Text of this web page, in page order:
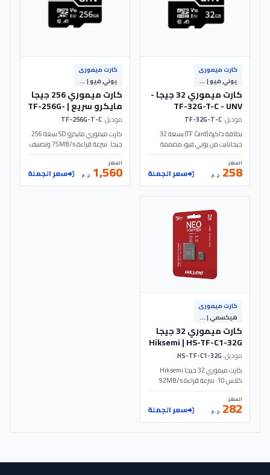
كارت ميمورى
يوني فيو | Uniview
كارت ميموري 32 جيجا -
TF-32G-T-C - UNV
موديل:
بطاقة ذاكرة (TF Card) بسعة 32
جيجابايت من يوني فيو، مصممة
لتقديم أداء مستقر واقتصادي. تتميز
ثانية وتصنيف أداء A1، مما يجعلها
مثالية للاستخدامات اليومية العامة
منخفضة.
السعر
258 ج.م سعر الجملة
كارت ميمورى
يوني فيو | Uniview
كارت ميموري 256 جيجا
مايكرو سريع | TF-256G-
T-C UNV
موديل:
كارت ميموري مايكرو SD سعة 256
جيجا. سرعة قراءة 75MB/s وتصنيف
A1 لأداء سريع ومستقر. شريحة TLC
256G-T-C UNV.
السعر
1,560 ج.م سعر الجملة
كارت ميمورى
هيكسمي | Hiksemi
كارت ميموري 32 جيجا
Hiksemi | HS-TF-C1-32G
موديل:
كارت ميموري 32 جيجا Hiksemi
كلاس 10. سرعة قراءة 92MB/s
وكتابة 15MB/s. مقاوم للماء
HS-TF-C1-32G - Hiksemi
(Hikvision).
السعر
282 ج.م سعر الجملة